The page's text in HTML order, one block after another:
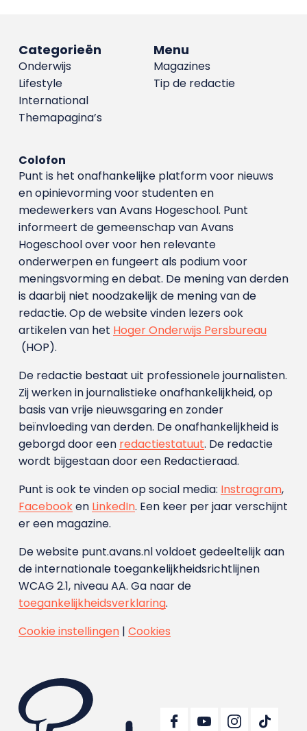
Menu
Magazines
Tip de redactie
Categorieën
Onderwijs
Lifestyle
International
Themapagina’s
Colofon
Punt is het onafhankelijke platform voor nieuws
en opinievorming voor studenten en
medewerkers van Avans Hoge­school. Punt
informeert de gemeenschap van Avans
Hogeschool over voor hen relevante
onderwerpen en fungeert als podium voor
meningsvorming en debat. De mening van derden
is daarbij niet noodzakelijk de mening van de
redactie. Op de website vinden lezers ook
artikelen van het Hoger Onderwijs Persbureau
(HOP).
De redactie bestaat uit professionele journalisten.
Zij werken in journalistieke onafhankelijkheid, op
basis van vrije nieuwsgaring en zonder
beïnvloeding van derden. De onafhankelijkheid is
geborgd door een redactiestatuut. De redactie
wordt bijgestaan door een Redactieraad.
Punt is ook te vinden op social media: Instragram,
Facebooken LinkedIn. Een keer per jaar verschijnt
er een magazine.
De website punt.avans.nl voldoet gedeeltelijk aan
de internationale toegankelijkheidsrichtlijnen
WCAG 2.1, niveau AA. Ga naar de
toegankelijkheidsverklaring.
Cookie instellingen| Cookies